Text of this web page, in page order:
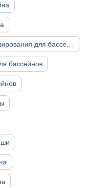
бассейнов